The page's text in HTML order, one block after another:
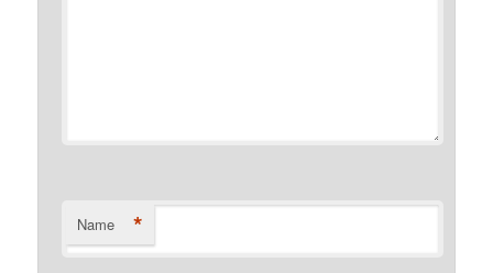
Name *